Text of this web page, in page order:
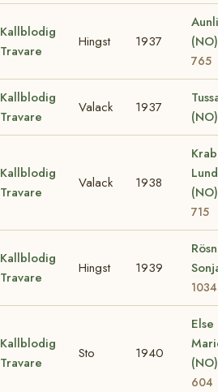
Kallblodig
Travare
Hingst 1937
765
Kallblodig
Travare
Valack 1937
(NO)
Kallblodig
Travare
Valack 1938
715
Kallblodig
Travare
Hingst 1939
Kallblodig
Travare
Sto 1940
Else
604